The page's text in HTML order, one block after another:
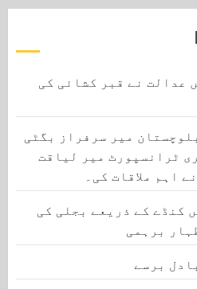
عدالت نے قبر کشائی کی
میر سرفراز بگٹی
ٹرانسپورٹ میر لیاقت
اہم ملاقات کی۔
کنڈے کے ذریعے بجلی کی
برہمی
برسے